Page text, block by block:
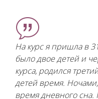
На курс я пришла в
было двое детей и
курса, родился
детей время.
время дневного